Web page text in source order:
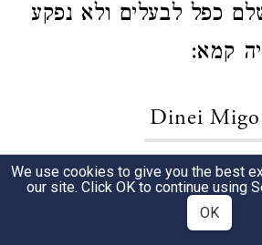
כפל לבעלים ולא נפקע
קמא:
Dinei Migo
דבריו תמוהין כו'.
תמוהים דהא הנ"י ביאר
We use cookies to give you the best
our site. Click OK to continue using
OK